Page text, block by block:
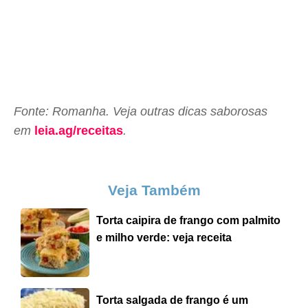
Fonte: Romanha. Veja outras dicas saborosas
em leia.ag/receitas.
Veja Também
Torta caipira de frango com palmito
e milho verde: veja receita
Torta salgada de frango é um